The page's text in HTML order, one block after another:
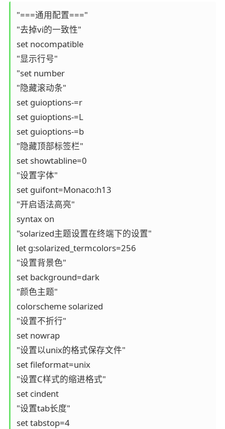
"===通用配置==="
"去掉vi的一致性"
set nocompatible
"显示行号"
"set number
"隐藏滚动条"
set guioptions-=r
set guioptions-=L
set guioptions-=b
"隐藏顶部标签栏"
set showtabline=0
"设置字体"
set guifont=Monaco:h13
"开启语法高亮"
syntax on
"solarized主题设置在终端下的设置"
let g:solarized_termcolors=256
"设置背景色"
set background=dark
"颜色主题"
colorscheme solarized
"设置不折行"
set nowrap
"设置以unix的格式保存文件"
set fileformat=unix
"设置C样式的缩进格式"
set cindent
"设置tab长度"
set tabstop=4